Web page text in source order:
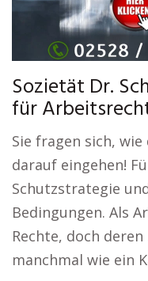
Sozietät Dr.
für
Sie fragen sich, wie
darauf eingehen!
Schutzstrategie
Bedingungen. Als
Rechte, doch
manchmal wie ein